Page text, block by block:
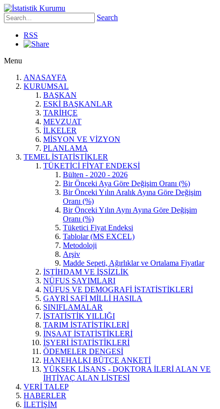
Search
RSS
Menu
ANASAYFA
KURUMSAL
BAŞKAN
ESKİ BAŞKANLAR
TARİHÇE
MEVZUAT
İLKELER
MİSYON VE VİZYON
PLANLAMA
TEMEL İSTATİSTİKLER
TÜKETİCİ FİYAT ENDEKSİ
Bülten - 2020 - 2026
Bir Önceki Aya Göre Değişim Oranı (%)
Bir Önceki Yılın Aralık Ayına Göre Değişim
Oranı (%)
Bir Önceki Yılın Aynı Ayına Göre Değişim
Oranı (%)
Tüketici Fiyat Endeksi
Tablolar (MS EXCEL)
Metodoloji
Arşiv
Madde Sepeti, Ağırlıklar ve Ortalama Fiyatlar
İSTİHDAM VE İŞSİZLİK
NÜFUS SAYIMLARI
NÜFUS VE DEMOGRAFİ İSTATİSTİKLERİ
GAYRİ SAFİ MİLLİ HASILA
SINIFLAMALAR
İSTATİSTİK YILLIĞI
TARIM İSTATİSTİKLERİ
İNŞAAT İSTATİSTİKLERİ
İŞYERİ İSTATİSTİKLERİ
ÖDEMELER DENGESİ
HANEHALKI BÜTÇE ANKETİ
YÜKSEK LİSANS - DOKTORA İLERİ ALAN VE
İHTİYAÇ ALAN LİSTESİ
VERİ TALEP
HABERLER
İLETİŞİM